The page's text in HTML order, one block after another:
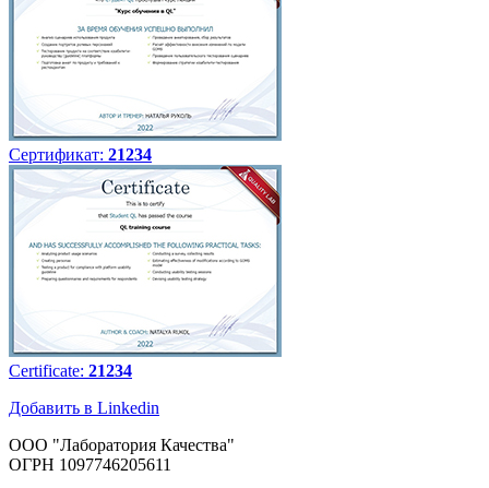
Сертификат: 21234
Certificate: 21234
Добавить в Linkedin
ООО "Лаборатория Качества"
ОГРН 1097746205611